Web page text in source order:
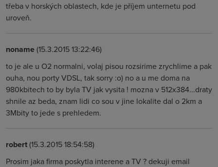
třeba v horských oblastech, kde je příjem unternetu pod
uroveň.
noname(15.3.2015 13:22:46)
to je ale u O2 normalni, volaj pisou rozsirime zrychlime a pak
ouha, nou porty VDSL, tak sorry :o) no a u me doma na
980kbitech to by byla TV jak vysita ! mozna v 512x384...draty
shnile az beda, znam lidi co sou v jine lokalite dal o 2km a
3Mbity to jede s prehledem.
robert(15.3.2015 18:54:58)
Prosim jaka firma poskytla interene a TV ? dekuji email